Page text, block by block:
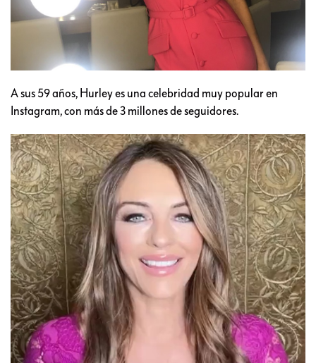
A sus 59 años, Hurley es una celebridad muy popular en
Instagram, con más de 3 millones de seguidores.